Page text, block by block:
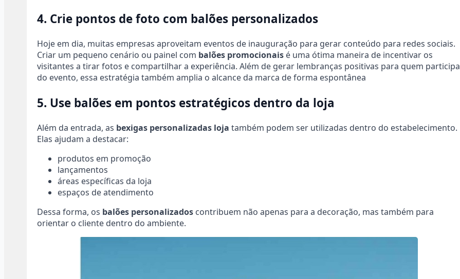
4. Crie pontos de foto com balões personalizados
Hoje em dia, muitas empresas aproveitam eventos de inauguração para gerar conteúdo para redes sociais.
Criar um pequeno cenário ou painel com balões promocionais é uma ótima maneira de incentivar os
visitantes a tirar fotos e compartilhar a experiência. Além de gerar lembranças positivas para quem participa
do evento, essa estratégia também amplia o alcance da marca de forma espontânea
5. Use balões em pontos estratégicos dentro da loja
Além da entrada, as bexigas personalizadas loja também podem ser utilizadas dentro do estabelecimento.
Elas ajudam a destacar:
produtos em promoção
lançamentos
áreas específicas da loja
espaços de atendimento
Dessa forma, os balões personalizados contribuem não apenas para a decoração, mas também para
orientar o cliente dentro do ambiente.